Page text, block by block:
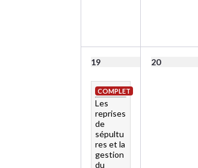
19
COMPLET
Les
reprises
de
sépultu
res et la
gestion
du
20